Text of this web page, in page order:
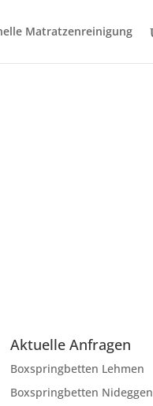
Matratzenreinigung
Aktuelle Anfragen
Boxspringbetten Lehmen
Boxspringbetten Nideggen